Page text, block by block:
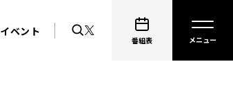
イベント
番組表